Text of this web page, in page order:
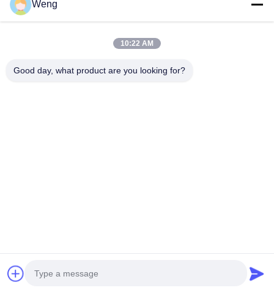
เครื่องชาร์จ DC EV ขนาด
40kW พร้อมขั้วต่อ CCS2 และ
CE UKCA ได้รับการอนุมัติ
สำหรับสถานีชาร์จเชิงพาณิชย์
เร็ว EV 20-40kW พร้อมการ
ปฏิบัติตาม OCPP 1.6J และ
การชำระเงินผ่าน POS APP
Weng
10:22 AM
Good day, what product are you looking for?